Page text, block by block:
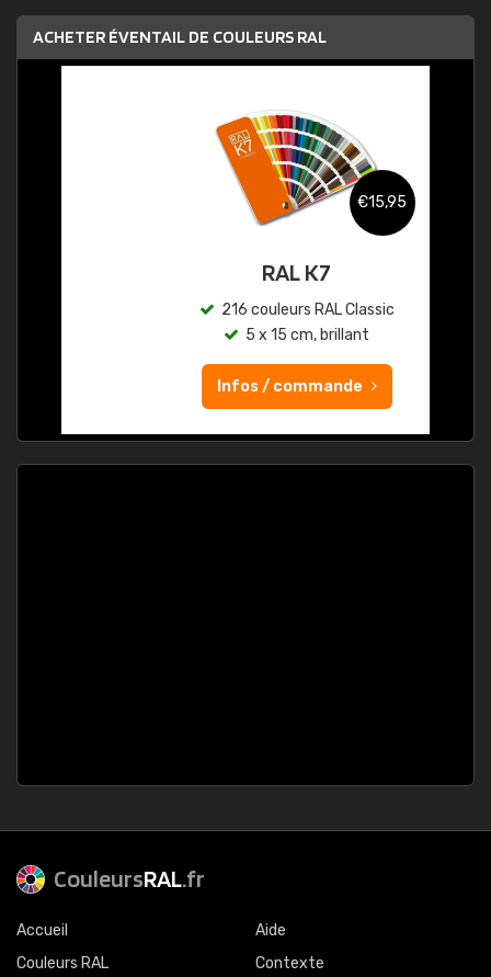
ACHETER ÉVENTAIL DE COULEURS RAL
€15,95
RAL K7
216 couleurs RAL Classic
5 x 15 cm, brillant
Infos / commande
CouleursRAL.fr
Accueil
Couleurs RAL
Aide
Contexte